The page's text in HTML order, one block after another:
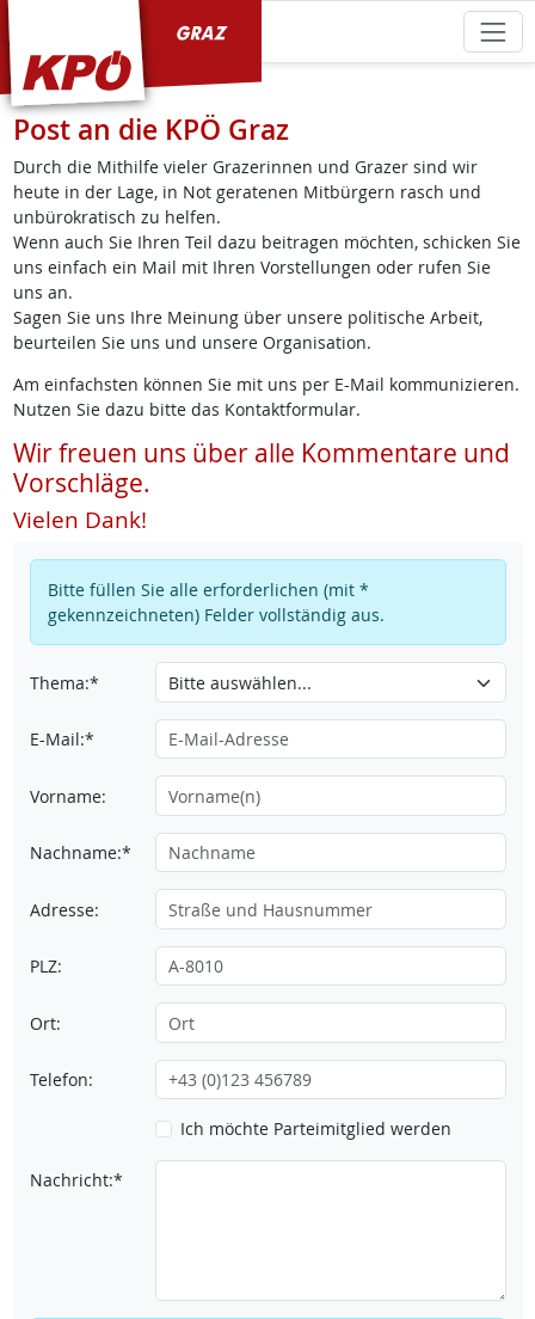
Post an die KPÖ Graz
Durch die Mithilfe vieler Grazerinnen und Grazer sind wir
heute in der Lage, in Not geratenen Mitbürgern rasch und
unbürokratisch zu helfen.
Wenn auch Sie Ihren Teil dazu beitragen möchten, schicken Sie
uns einfach ein Mail mit Ihren Vorstellungen oder rufen Sie
uns an.
Sagen Sie uns Ihre Meinung über unsere politische Arbeit,
beurteilen Sie uns und unsere Organisation.
Am einfachsten können Sie mit uns per E-Mail kommunizieren.
Nutzen Sie dazu bitte das Kontaktformular.
Wir freuen uns über alle Kommentare und
Vorschläge.
Vielen Dank!
Bitte füllen Sie alle erforderlichen (mit *
gekennzeichneten) Felder vollständig aus.
Thema:*
E-Mail:*
Vorname:
Nachname:*
Adresse:
PLZ:
Ort:
Telefon:
Ich möchte Parteimitglied werden
Nachricht:*